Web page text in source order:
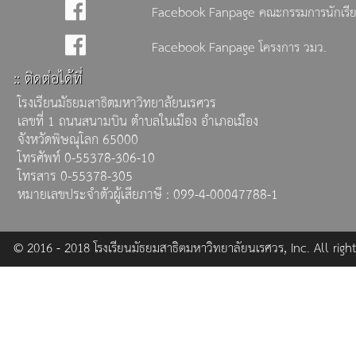
Facebook Fanpage คณะกรรมการนักเรี
Facebook Fanpage โครงการ วมว.
:: ติดต่อได้ที่
โรงเรียนมัธยมสาธิตมหาวิทยาลัยนเรศวร
เลขที่ 1 ถนนสนามบิน ตำบลในเมือง อำเภอเมือง
จังหวัดพิษณุโลก 65000
โทรศัพท์ 0-55378-306-10
โทรสาร 0-55378-305
หมายเลขประจำตัวผู้เสียภาษี : 099-4-00047788-1
© 2016 - 2018 โรงเรียนมัธยมสาธิตมหาวิทยาลัยนเรศวร, Inc. All